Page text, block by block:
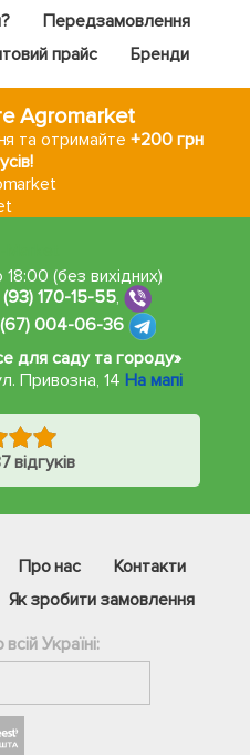
Передзамовлення
прайс Бренди
Agromarket
та отримайте+200 грн
(без вихідних)
170-15-55,
004-06-36
для саду та городу»
Привозна, 14 На мапі
відгуків
Про нас
Контакти
Як зробити замовлення
Україні: